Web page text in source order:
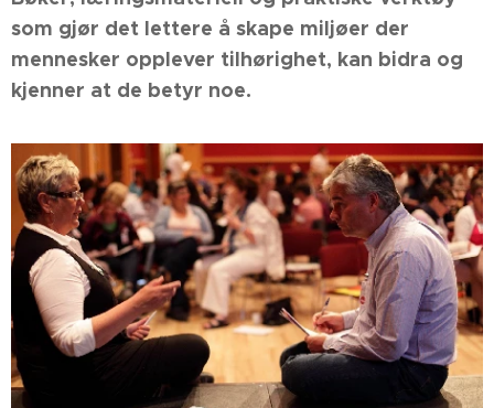
som gjør det lettere å skape miljøer der
mennesker opplever tilhørighet, kan bidra og
kjenner at de betyr noe.